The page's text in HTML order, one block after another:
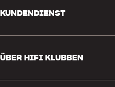
KUNDENDIENST
Rückgabe und Reklamation
ÜBER HIFI KLUBBEN